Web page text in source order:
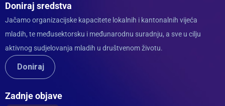
Doniraj sredstva
Jačamo organizacijske kapacitete lokalnih i kantonalnih vijeća
mladih, te međusektorsku i međunarodnu suradnju, a sve u cilju
aktivnog sudjelovanja mladih u društvenom životu.
Doniraj
Zadnje objave